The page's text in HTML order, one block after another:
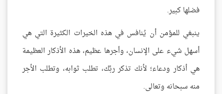
فضلها كبير.
ينبغي للمؤمن أن يُنافس في هذه الخيرات الكثيرة التي هي
أسهل شيء على الإنسان، وأجرها عظيم، هذه الأذكار العظيمة
هي أذكار ودعاء؛ لأنك تذكر ربَّك، تطلب ثوابه، وتطلب الأجر
منه سبحانه وتعالى.